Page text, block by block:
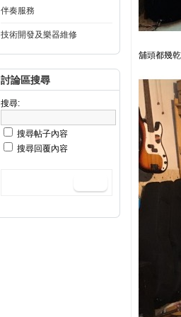
伴奏服務
技術開發及樂器維修
討論區搜尋
搜尋:
搜尋帖子內容
搜尋回覆內容
舖頭都幾